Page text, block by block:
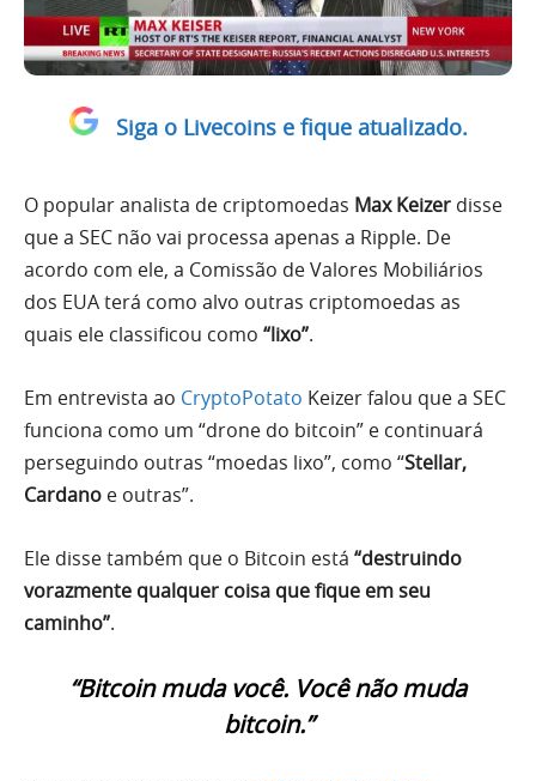
Siga o Livecoins e fique atualizado.
O popular analista de criptomoedas Max Keizer disse
que a SEC não vai processa apenas a Ripple. De
acordo com ele, a Comissão de Valores Mobiliários
dos EUA terá como alvo outras criptomoedas as
quais ele classificou como “lixo”.
Em entrevista ao CryptoPotato Keizer falou que a SEC
funciona como um “drone do bitcoin” e continuará
perseguindo outras “moedas lixo”, como “Stellar,
Cardano e outras”.
Ele disse também que o Bitcoin está “destruindo
vorazmente qualquer coisa que fique em seu
caminho”.
“Bitcoin muda você. Você não muda
bitcoin.”